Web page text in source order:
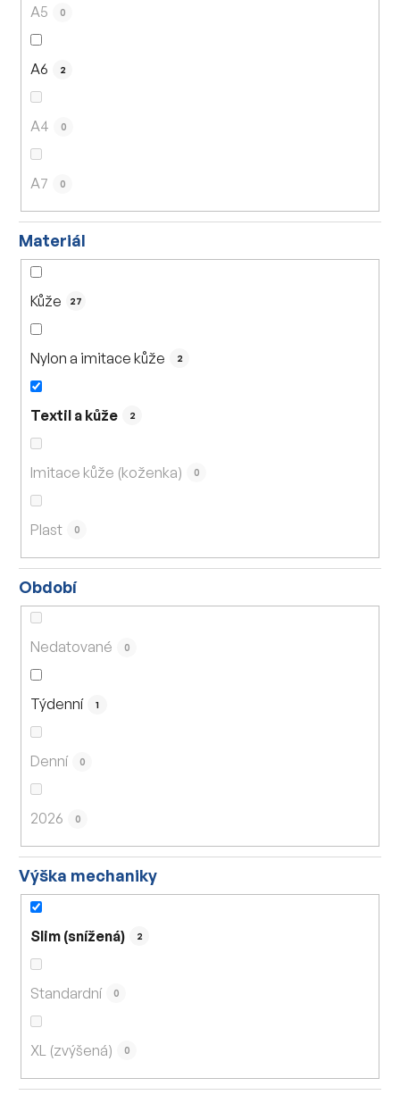
A5 0
A6 2
A4 0
A7 0
Materiál
Kůže 27
Nylon a imitace kůže 2
Textil a kůže 2
Imitace kůže (koženka) 0
Plast 0
Období
Nedatované 0
Týdenní 1
Denní 0
2026 0
Výška mechaniky
Slim (snížená) 2
Standardní 0
XL (zvýšená) 0